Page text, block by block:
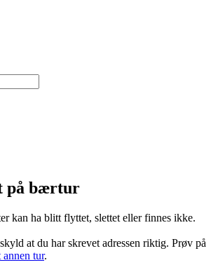
på bærtur
kan ha blitt flyttet, slettet eller finnes ikke.
at du har skrevet adressen riktig. Prøv på
tur.